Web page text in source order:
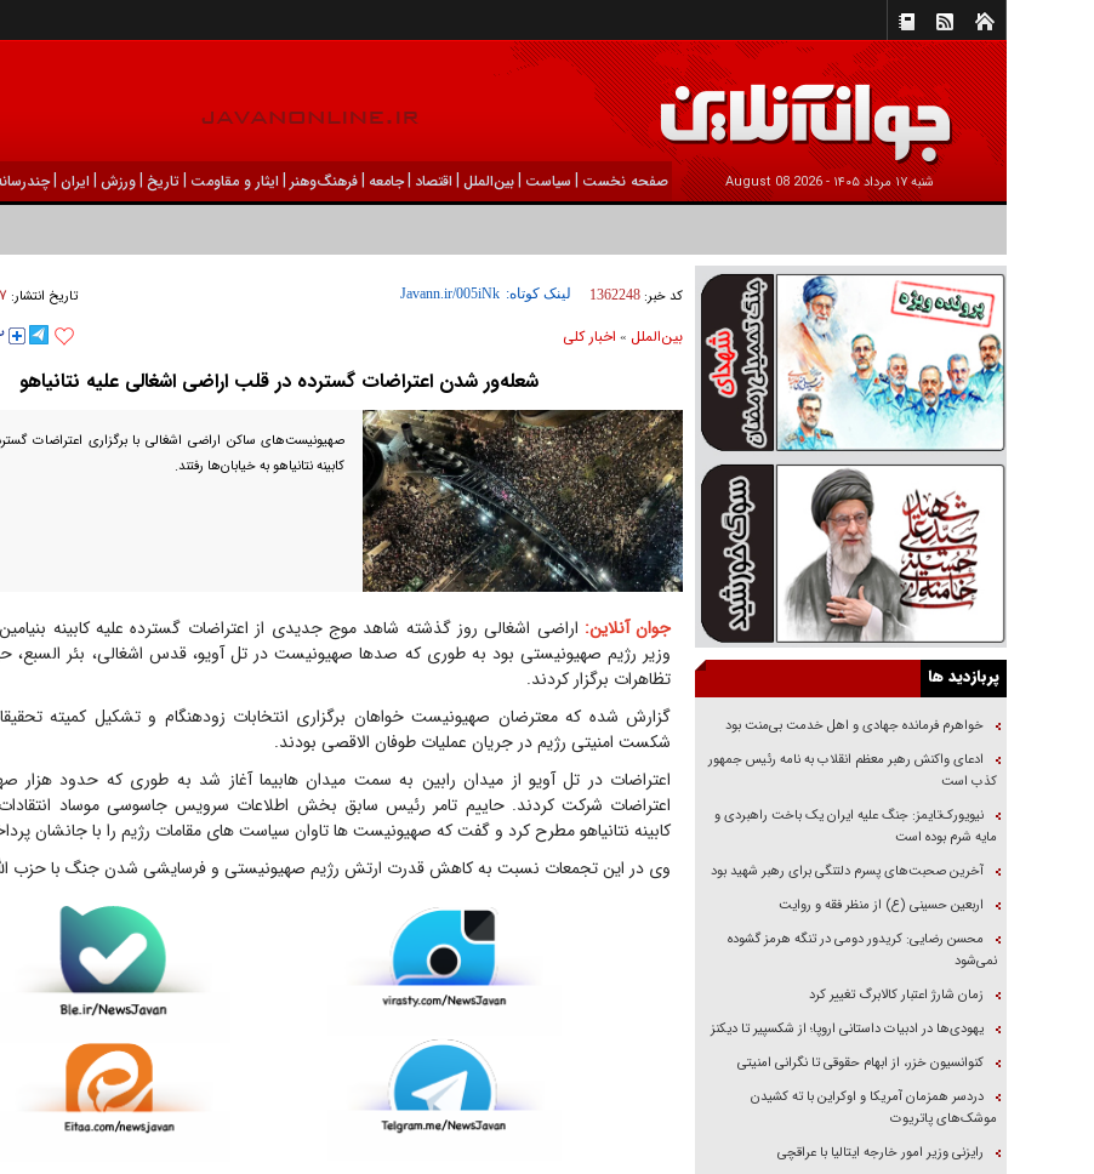
شنبه ۱۷ مرداد ۱۴۰۵ - 2026 August 08 صفحه نخست | سیاست |بين‌الملل | اقتصاد |جامعه |فرهنگ‌و‌هنر | ایثار و مقاومت |تاریخ |ورزش | ايران |
کد خبر: 1362248 لینک کوتاه: تاریخ انتشار: ۱۷
بين‌الملل » اخبار كلی
شعله‌ور شدن اعتراضات گسترده در قلب اراضی اشغالی علیه نتانیاهو
صهیونیست‌های ساکن اراضی اشغالی با برگزاری اعتراضات
کابینه نتانیاهو به خیابان‌ها رفتند.
جوان آنلاین: اراضی اشغالی روز گذشته شاهد موج جدیدی از اعتراضات گسترده علیه کابینه
وزیر رژیم صهیونیستی بود به طوری که صدها صهیونیست در تل آویو، قدس اشغالی، بئر السبع،
تظاهرات برگزار کردند.
گزارش شده که معترضان صهیونیست خواهان برگزاری انتخابات زودهنگام و تشکیل کمیته
شکست امنیتی رژیم در جریان عملیات طوفان الاقصی بودند.
اعتراضات در تل آویو از میدان رابین به سمت میدان هابیما آغاز شد به طوری که حدود هزار
اعتراضات شرکت کردند. حاییم تامر رئیس سابق بخش اطلاعات سرویس جاسوسی موساد
کابینه نتانیاهو مطرح کرد و گفت که صهیونیست ها تاوان سیاست های مقامات رژیم را با جانشان
وی در این تجمعات نسبت به کاهش قدرت ارتش رژیم صهیونیستی و فرسایشی شدن جنگ با حزب
پربازدید ها
خواهرم فرمانده جهادی و اهل خدمت بی‌منت بود
ادعای واکنش رهبر معظم انقلاب به نامه رئیس جمهور
کذب است
نیویورک‌تایمز: جنگ علیه ایران یک باخت راهبردی و
مایه شرم بوده است
آخرین صحبت‌های پسرم دلتنگی برای رهبر شهید بود
اربعین حسینی (ع) از منظر فقه و روایت
محسن رضایی: کریدور دومی در تنگه هرمز گشوده
نمی‌شود
زمان شارژ اعتبار کالابرگ تغییر کرد
یهودی‌ها در ادبیات داستانی اروپا؛ از شکسپیر تا دیکنز
کنوانسیون خزر، از ابهام حقوقی تا نگرانی امنیتی
دردسر همزمان آمریکا و اوکراین با ته کشیدن
موشک‌های پاتریوت
رایزنی وزیر امور خارجه ایتالیا با عراقچی